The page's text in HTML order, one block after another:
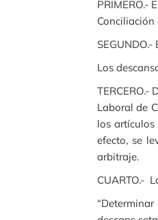
PRIMERO.-
Los
Laboral de
los
efecto, se
arbitraje.
CUARTO.-